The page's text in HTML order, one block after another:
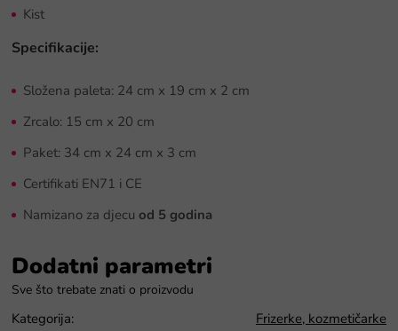
Kist
Specifikacije:
Složena paleta: 24 cm x 19 cm x 2 cm
Zrcalo: 15 cm x 20 cm
Paket: 34 cm x 24 cm x 3 cm
Certifikati EN71 i CE
Namizano za djecu od 5 godina
Dodatni parametri
Kategorija:
Frizerke, kozmetičarke